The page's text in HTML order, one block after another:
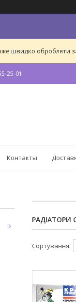
швидко обробляти
25-01
Контакты